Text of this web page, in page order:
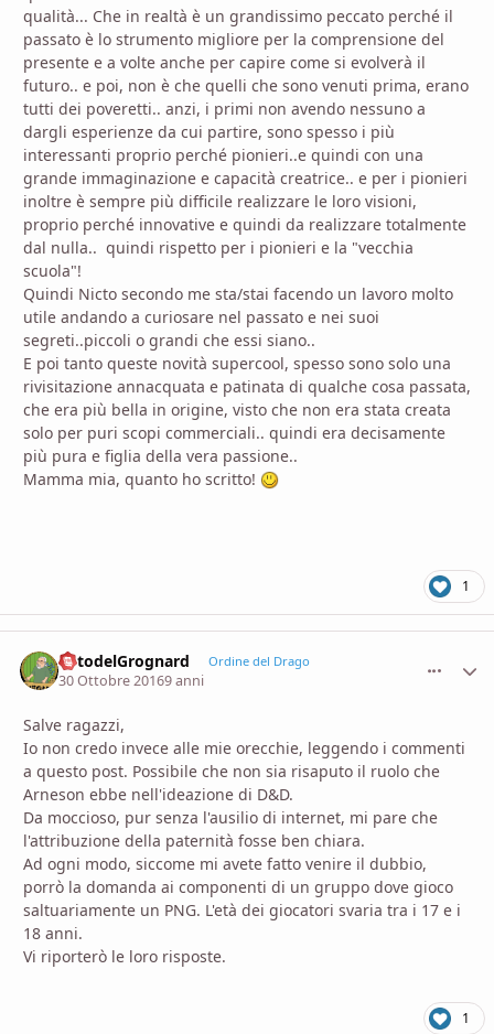
qualità... Che in realtà è un grandissimo peccato perché il
passato è lo strumento migliore per la comprensione del
presente e a volte anche per capire come si evolverà il
futuro.. e poi, non è che quelli che sono venuti prima, erano
tutti dei poveretti.. anzi, i primi non avendo nessuno a
dargli esperienze da cui partire, sono spesso i più
interessanti proprio perché pionieri..e quindi con una
grande immaginazione e capacità creatrice.. e per i pionieri
inoltre è sempre più difficile realizzare le loro visioni,
proprio perché innovative e quindi da realizzare totalmente
dal nulla.. quindi rispetto per i pionieri e la "vecchia
scuola"!
Quindi Nicto secondo me sta/stai facendo un lavoro molto
utile andando a curiosare nel passato e nei suoi
segreti..piccoli o grandi che essi siano..
E poi tanto queste novità supercool, spesso sono solo una
rivisitazione annacquata e patinata di qualche cosa passata,
che era più bella in origine, visto che non era stata creata
solo per puri scopi commerciali.. quindi era decisamente
più pura e figlia della vera passione..
Mamma mia, quanto ho scritto!
1
OrtodelGrognard Ordine del Drago
30 Ottobre 20169 anni
Salve ragazzi,
Io non credo invece alle mie orecchie, leggendo i commenti
a questo post. Possibile che non sia risaputo il ruolo che
Arneson ebbe nell'ideazione di D&D.
Da moccioso, pur senza l'ausilio di internet, mi pare che
l'attribuzione della paternità fosse ben chiara.
Ad ogni modo, siccome mi avete fatto venire il dubbio,
porrò la domanda ai componenti di un gruppo dove gioco
saltuariamente un PNG. L'età dei giocatori svaria tra i 17 e i
18 anni.
Vi riporterò le loro risposte.
1